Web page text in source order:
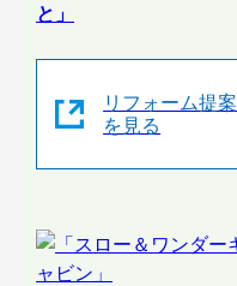
と」
リフォーム提案
を見る